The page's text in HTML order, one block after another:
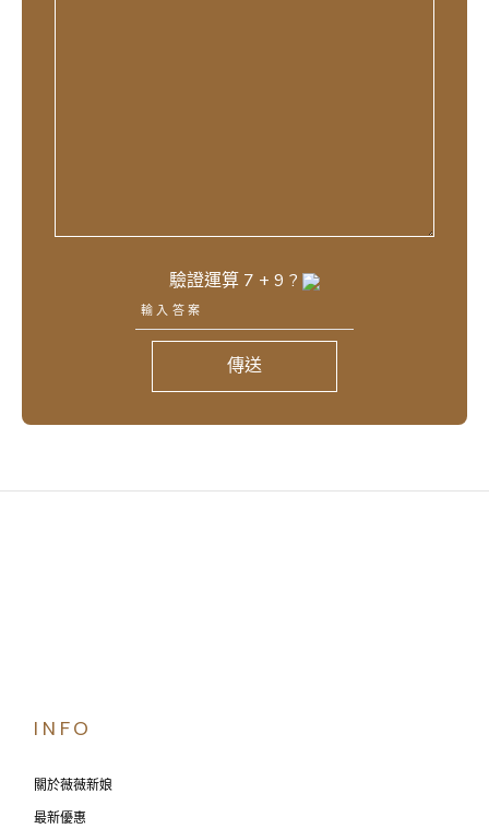
驗證運算 7 + 9 ?
傳送
INFO
關於薇薇新娘
最新優惠